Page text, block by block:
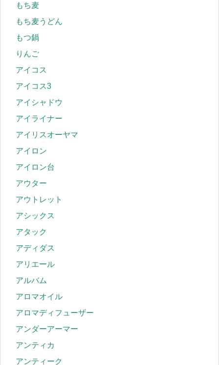
もち麦
もち麦うどん
もつ鍋
りんご
アイコス
アイコス3
アイシャドウ
アイライナー
アイリスオーヤマ
アイロン
アイロン台
アウター
アウトレット
アシックス
アタック
アディダス
アリエール
アルバム
アロマオイル
アロマディフューザー
アンダーアーマー
アンティカ
アンティーク